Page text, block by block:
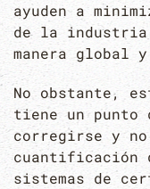
ayuden a
de la industria
manera global
No obstante,
tiene un punto
corregirse y
cuantificación
sistemas de